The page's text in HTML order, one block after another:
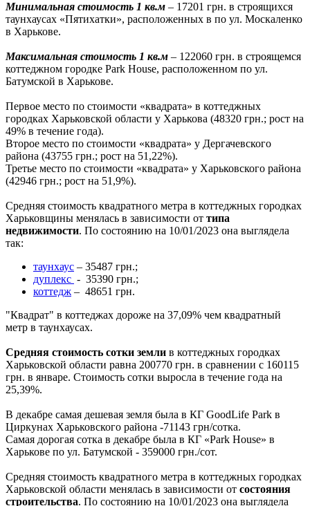
Минимальная стоимость 1 кв.м – 17201 грн. в строящихся
таунхаусах «Пятихатки», расположенных в по ул. Москаленко
в Харькове.
Максимальная стоимость 1 кв.м – 122060 грн. в строящемся
коттеджном городке Park House, расположенном по ул.
Батумской в Харькове.
Первое место по стоимости «квадрата» в коттеджных
городках Харьковской области у Харькова (48320 грн.; рост на
49% в течение года).
Второе место по стоимости «квадрата» у Дергачевского
района (43755 грн.; рост на 51,22%).
Третье место по стоимости «квадрата» у Харьковского района
(42946 грн.; рост на 51,9%).
Средняя стоимость квадратного метра в коттеджных городках
Харьковщины менялась в зависимости от типа
недвижимости. По состоянию на 10/01/2023 она выглядела
так:
таунхаус – 35487 грн.;
дуплекс - 35390 грн.;
коттедж – 48651 грн.
"Квадрат" в коттеджах дороже на 37,09% чем квадратный
метр в таунхаусах.
Средняя стоимость сотки земли в коттеджных городках
Харьковской области равна 200770 грн. в сравнении с 160115
грн. в январе. Стоимость сотки выросла в течение года на
25,39%.
В декабре самая дешевая земля была в КГ GoodLife Park в
Циркунах Харьковского района -71143 грн/сотка.
Самая дорогая сотка в декабре была в КГ «Park House» в
Харькове по ул. Батумской - 359000 грн./сот.
Средняя стоимость квадратного метра в коттеджных городках
Харьковской области менялась в зависимости от состояния
строительства. По состоянию на 10/01/2023 она выглядела